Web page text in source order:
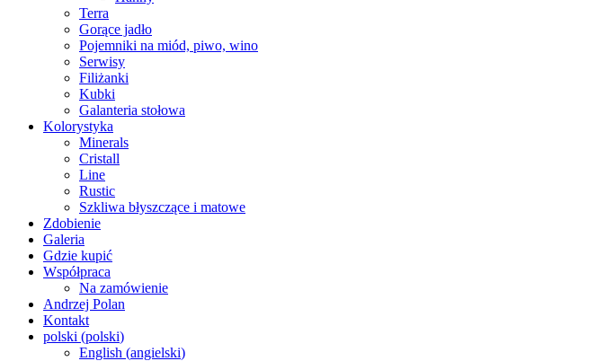
Terra
Gorące jadło
Pojemniki na miód, piwo, wino
Serwisy
Filiżanki
Kubki
Galanteria stołowa
Kolorystyka
Minerals
Cristall
Line
Rustic
Szkliwa błyszczące i matowe
Zdobienie
Galeria
Gdzie kupić
Współpraca
Na zamówienie
Andrzej Polan
Kontakt
polski (polski)
English (angielski)